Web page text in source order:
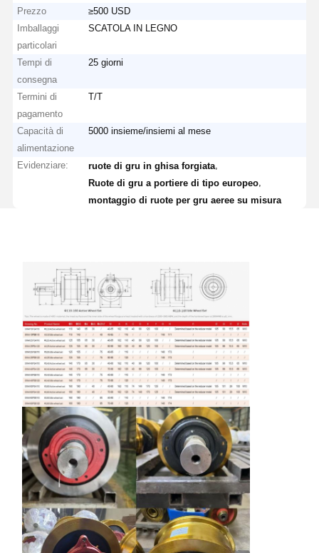
Prezzo
≥500 USD
Imballaggi
particolari
SCATOLA IN LEGNO
Tempi di
consegna
25 giorni
Termini di
pagamento
T/T
Capacità di
alimentazione
5000 insieme/insiemi al mese
Evidenziare: ruote di gru in ghisa forgiata
Ruote di gru a portiere di tipo europeo
montaggio di ruote per gru aeree su misura